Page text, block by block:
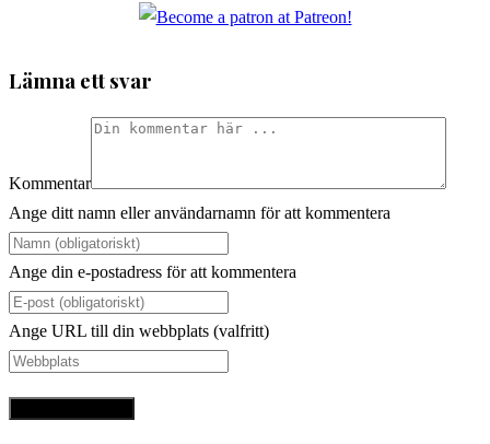
Lämna ett svar
Kommentar
Ange ditt namn eller användarnamn för att kommentera
Ange din e-postadress för att kommentera
Ange URL till din webbplats (valfritt)